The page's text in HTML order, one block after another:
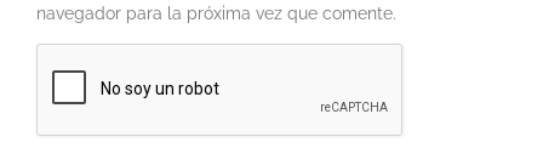
navegador para la próxima vez que comente.